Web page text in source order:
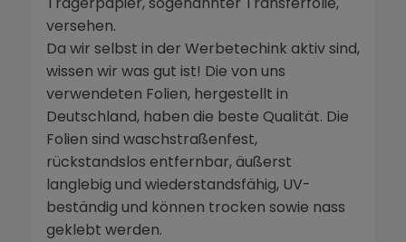
versehen.
Da wir selbst in der Werbetechink aktiv sind,
wissen wir was gut ist! Die von uns
verwendeten Folien, hergestellt in
Deutschland, haben die beste Qualität. Die
Folien sind waschstraßenfest,
rückstandslos entfernbar, äußerst
langlebig und wiederstandsfähig, UV-
beständig und können trocken sowie nass
geklebt werden.